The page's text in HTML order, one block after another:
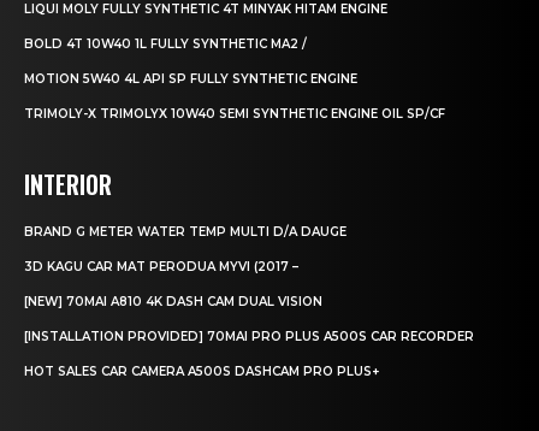
LIQUI MOLY FULLY SYNTHETIC 4T MINYAK HITAM ENGINE
BOLD 4T 10W40 1L FULLY SYNTHETIC MA2 /
MOTION 5W40 4L API SP FULLY SYNTHETIC ENGINE
TRIMOLY-X TRIMOLYX 10W40 SEMI SYNTHETIC ENGINE OIL SP/CF
INTERIOR
BRAND G METER WATER TEMP MULTI D/A DAUGE
3D KAGU CAR MAT PERODUA MYVI (2017 –
[NEW] 70MAI A810 4K DASH CAM DUAL VISION
[INSTALLATION PROVIDED] 70MAI PRO PLUS A500S CAR RECORDER
HOT SALES CAR CAMERA A500S DASHCAM PRO PLUS+